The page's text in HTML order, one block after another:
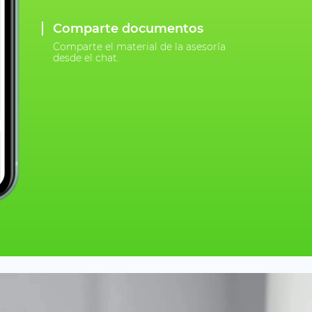
Comparte documentos
Comparte el material de la asesoría
desde el chat.